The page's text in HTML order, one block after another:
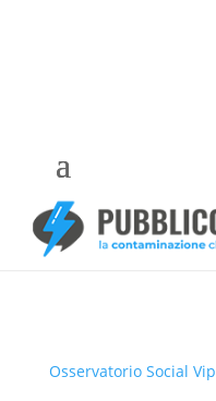
Osservatorio Social Vip